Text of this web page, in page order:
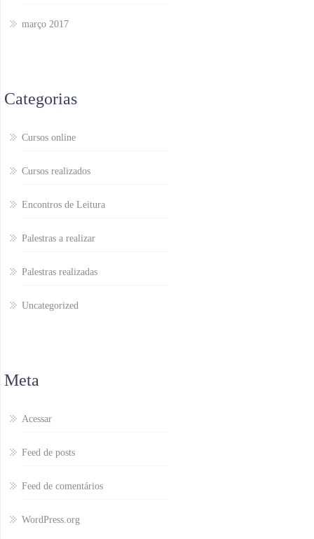
março 2017
Categorias
Cursos online
Cursos realizados
Encontros de Leitura
Palestras a realizar
Palestras realizadas
Uncategorized
Meta
Acessar
Feed de posts
Feed de comentários
WordPress.org